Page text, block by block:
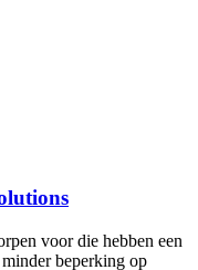
voor die hebben een
beperking op